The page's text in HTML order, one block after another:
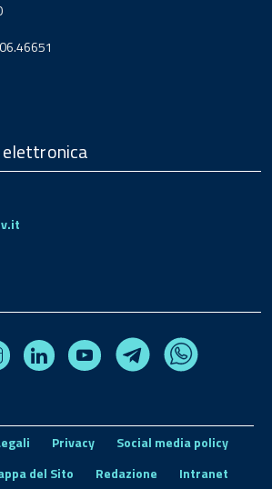
elettronica
InstagramLinkedin Youtube TelegramWhatsapp
Privacy
Social media policy
del Sito
Redazione Intranet